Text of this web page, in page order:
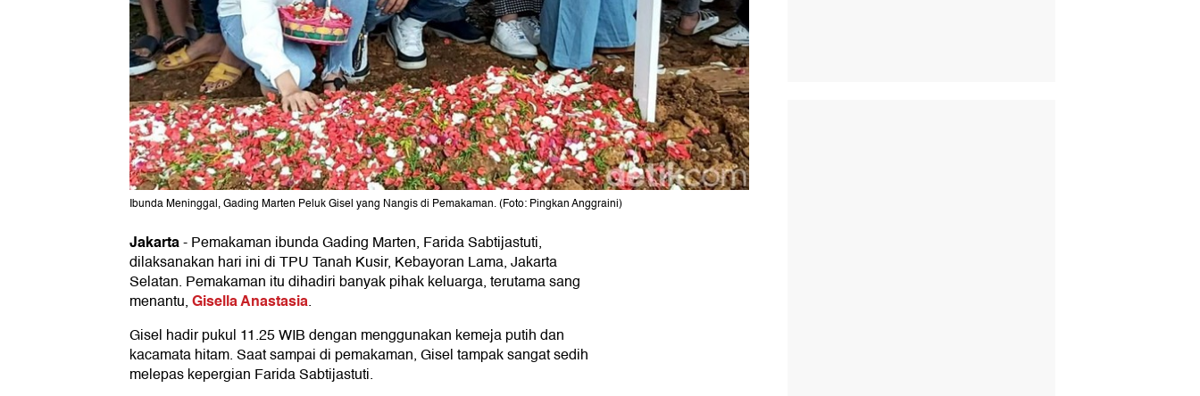
Ibunda Meninggal, Gading Marten Peluk Gisel yang Nangis di Pemakaman. (Foto: Pingkan Anggraini)
Jakarta-Pemakaman ibunda Gading Marten, Farida Sabtijastuti,
dilaksanakan hari ini di TPU Tanah Kusir, Kebayoran Lama, Jakarta
Selatan. Pemakaman itu dihadiri banyak pihak keluarga, terutama sang
menantu,Gisella Anastasia.
Gisel hadir pukul 11.25 WIB dengan menggunakan kemeja putih dan
kacamata hitam. Saat sampai di pemakaman, Gisel tampak sangat sedih
melepas kepergian Farida Sabtijastuti.